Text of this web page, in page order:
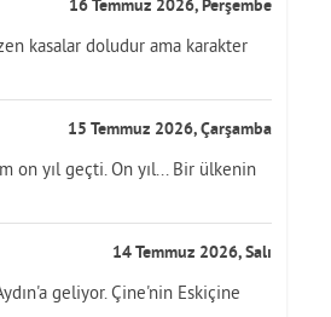
16 Temmuz 2026, Perşembe
kasalar doludur ama karakter
15 Temmuz 2026, Çarşamba
on yıl geçti. On yıl... Bir ülkenin
14 Temmuz 2026, Salı
geliyor. Çine'nin Eskiçine